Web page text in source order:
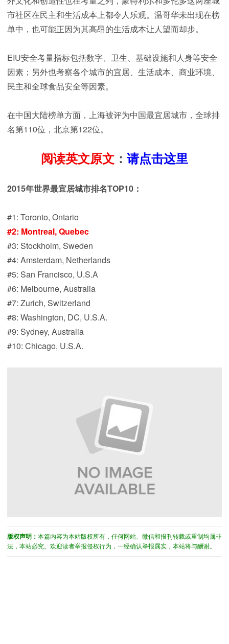
市社区在民主和生活成本上都令人乐观。温哥华未出现在榜
单中，也可能正因为其高昂的生活成本让人望而却步。
EIU安全考量指标包括数字、卫生、基础设施和人身等安全
因素；另外也考察各个城市的宜居、生活成本、商业环境、
民主和全球食品安全等因素。
在中国大陆榜单方面，上海被评为中国最宜居城市，全球排
名第110位，北京第122位。
阅读英文原文 ： 请点击这里
2015年世界最宜居城市排名TOP10：
#1: Toronto, Ontario
#2: Montreal, Quebec
#3: Stockholm, Sweden
#4: Amsterdam, Netherlands
#5: San Francisco, U.S.A
#6: Melbourne, Australia
#7: Zurich, Switzerland
#8: Washington, DC, U.S.A.
#9: Sydney, Australia
#10: Chicago, U.S.A.
版权声明： 本篇内容为本站版权所有，任何网站、微信和报刊转载或重制均属非
法，本站必究。欢迎读者举报侵权行为，一经确认举报属实，本站将与酬谢。